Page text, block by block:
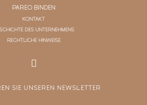
PAREO BINDEN
KONTAKT
DES UNTERNEHMENS
RECHTLICHE HINWEISE
SIE UNSEREN NEWSLETTER